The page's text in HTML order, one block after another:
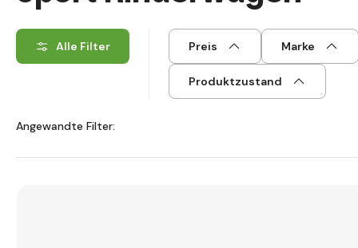
Alle Filter Preis Marke
Produktzustand
Angewandte Filter: